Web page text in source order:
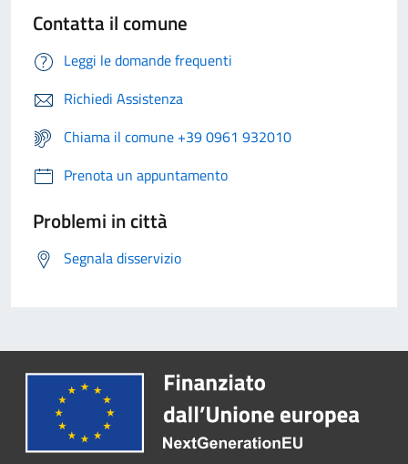
Contatta il comune
Leggi le domande frequenti
Richiedi Assistenza
Chiama il comune +39 0961 932010
Prenota un appuntamento
Problemi in città
Segnala disservizio